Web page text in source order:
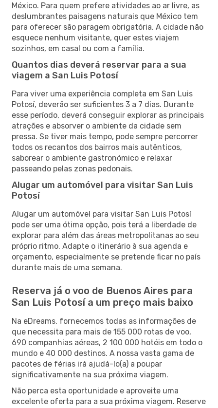
México. Para quem prefere atividades ao ar livre, as
deslumbrantes paisagens naturais que México tem
para oferecer são paragem obrigatória. A cidade não
esquece nenhum visitante, quer estes viajem
sozinhos, em casal ou com a família.
Quantos dias deverá reservar para a sua
viagem a San Luis Potosí
Para viver uma experiência completa em San Luis
Potosí, deverão ser suficientes 3 a 7 dias. Durante
esse período, deverá conseguir explorar as principais
atrações e absorver o ambiente da cidade sem
pressa. Se tiver mais tempo, pode sempre percorrer
todos os recantos dos bairros mais autênticos,
saborear o ambiente gastronómico e relaxar
passeando pelas zonas pedonais.
Alugar um automóvel para visitar San Luis
Potosí
Alugar um automóvel para visitar San Luis Potosí
pode ser uma ótima opção, pois terá a liberdade de
explorar para além das áreas metropolitanas ao seu
próprio ritmo. Adapte o itinerário à sua agenda e
orçamento, especialmente se pretende ficar no país
durante mais de uma semana.
Reserva já o voo de Buenos Aires para
San Luis Potosí a um preço mais baixo
Na eDreams, fornecemos todas as informações de
que necessita para mais de 155 000 rotas de voo,
690 companhias aéreas, 2 100 000 hotéis em todo o
mundo e 40 000 destinos. A nossa vasta gama de
pacotes de férias irá ajudá-lo(a) a poupar
significativamente na sua próxima viagem.
Não perca esta oportunidade e aproveite uma
excelente oferta para a sua próxima viagem. Reserve